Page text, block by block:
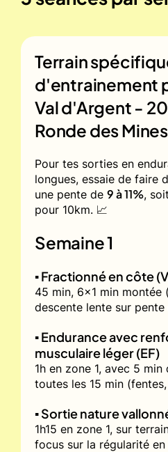
Terrain
d'entrainement
Val d'Argent -
Ronde des Mines
Pour tes sorties en
longues, essaie de faire
une pente de 9 à 11%,
pour 10km. 📈
Semaine 1
▪️ Fractionné en côte
45 min, 6x1 min montée
descente lente sur pente
▪️ Endurance avec
musculaire léger (EF)
1h en zone 1, avec 5
toutes les 15 min
▪️ Sortie nature
1h15 en zone 1, sur
focus sur la régularité en